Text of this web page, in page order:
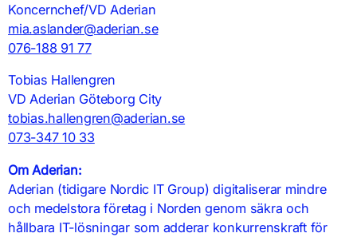
Koncernchef/VD Aderian
mia.aslander@aderian.se
076-188 91 77
Tobias Hallengren
VD Aderian Göteborg City
tobias.hallengren@aderian.se
073-347 10 33
Om Aderian:
Aderian (tidigare Nordic IT Group) digitaliserar mindre
och medelstora företag i Norden genom säkra och
hållbara IT-lösningar som adderar konkurrenskraft för